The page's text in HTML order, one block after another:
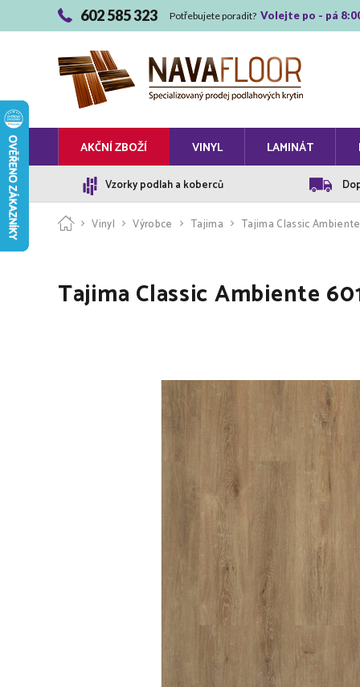
602 585 323 Potřebujete poradit? Volejte po - pá
AKČNÍ ZBOŽÍ VINYL LAMINÁT
Vzorky podlah a koberců
Vinyl Výrobce Tajima Tajima Classic
Tajima Classic Ambiente